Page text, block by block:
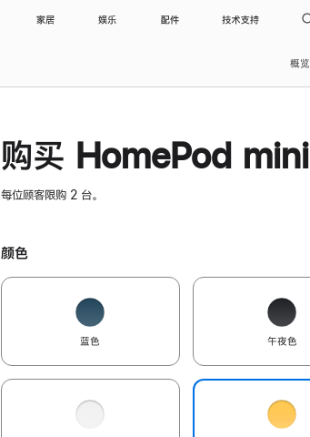
家居 娱乐 配件 技术支持
概览
购买 HomePod mini
每位顾客限购 2 台。
颜色
蓝色 午夜色